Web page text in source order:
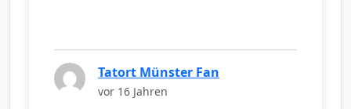
Tatort Münster Fan
vor 16 Jahren